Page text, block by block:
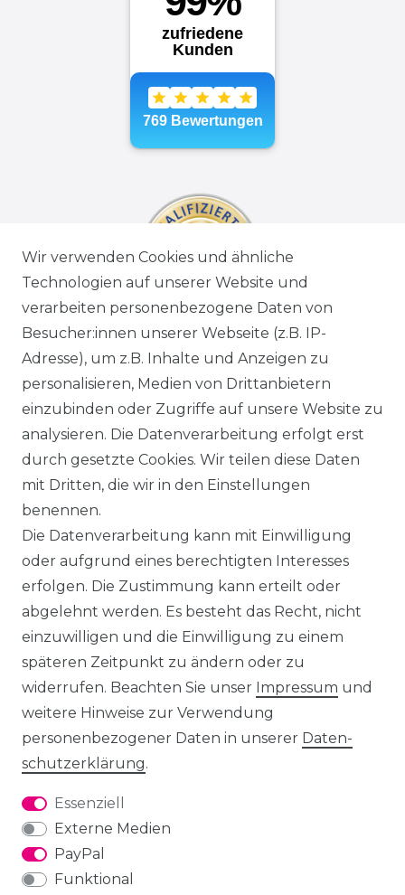
Wir verwenden Cookies und ähnliche
Technologien auf unserer Website und
verarbeiten personenbezogene Daten von
Besucher:innen unserer Webseite (z.B. IP-
Adresse), um z.B. Inhalte und Anzeigen zu
personalisieren, Medien von Drittanbietern
einzubinden oder Zugriffe auf unsere Website zu
analysieren. Die Datenverarbeitung erfolgt erst
durch gesetzte Cookies. Wir teilen diese Daten
mit Dritten, die wir in den Einstellungen
benennen.
Die Datenverarbeitung kann mit Einwilligung
oder aufgrund eines berechtigten Interesses
erfolgen. Die Zustimmung kann erteilt oder
abgelehnt werden. Es besteht das Recht, nicht
einzuwilligen und die Einwilligung zu einem
späteren Zeitpunkt zu ändern oder zu
widerrufen. Beachten Sie unser Impressum und
weitere Hinweise zur Verwendung
personenbezogener Daten in unserer Daten­
schutz­erklärung.
Essenziell
Externe Medien
PayPal
Funktional